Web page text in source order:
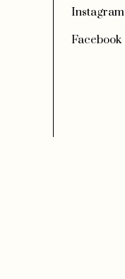
Instagram
Facebook